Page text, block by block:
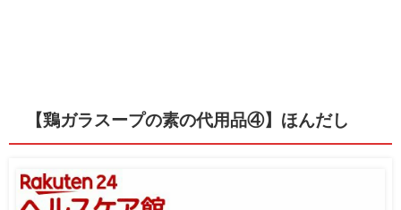
【鶏ガラスープの素の代用品④】ほんだし